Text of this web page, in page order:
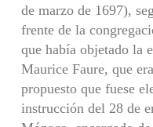
de marzo de 1697),
frente de la
que había objetado la
Maurice Faure, que
propuesto que fuese
instrucción del 28 de